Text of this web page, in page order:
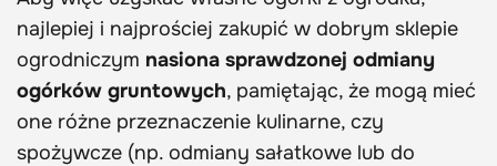
najlepiej i najprościej zakupić w dobrym sklepie
ogrodniczym nasiona sprawdzonej odmiany
ogórków gruntowych, pamiętając, że mogą mieć
one różne przeznaczenie kulinarne, czy
spożywcze (np. odmiany sałatkowe lub do